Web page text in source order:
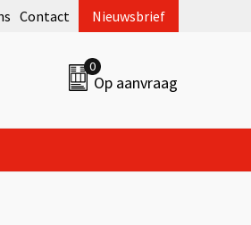
Contact Nieuwsbrief
0
Op aanvraag